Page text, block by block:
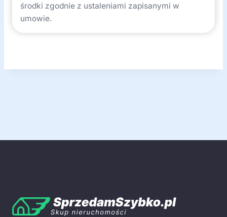
środki zgodnie z ustaleniami zapisanymi w
umowie.